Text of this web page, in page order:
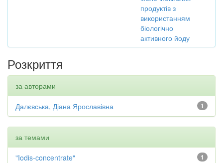
продуктів з
використанням
біологічно
активного йоду
Розкриття
за авторами
1
Далєвська, Діана Ярославівна
за темами
1
"Iodis-concentrate"